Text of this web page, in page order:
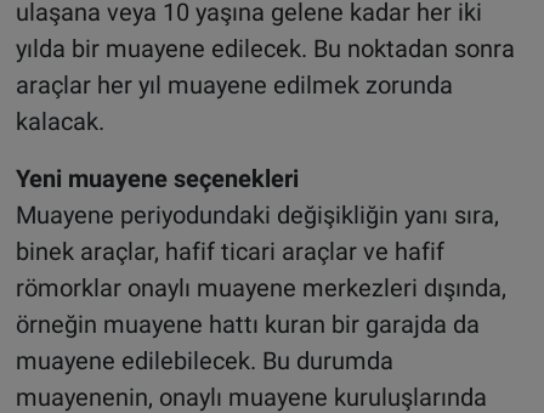
ulaşana veya 10 yaşına gelene kadar her iki
yılda bir muayene edilecek. Bu noktadan sonra
araçlar her yıl muayene edilmek zorunda
kalacak.
Yeni muayene seçenekleri
Muayene periyodundaki değişikliğin yanı sıra,
binek araçlar, hafif ticari araçlar ve hafif
römorklar onaylı muayene merkezleri dışında,
örneğin muayene hattı kuran bir garajda da
muayene edilebilecek. Bu durumda
muayenenin, onaylı muayene kuruluşlarında